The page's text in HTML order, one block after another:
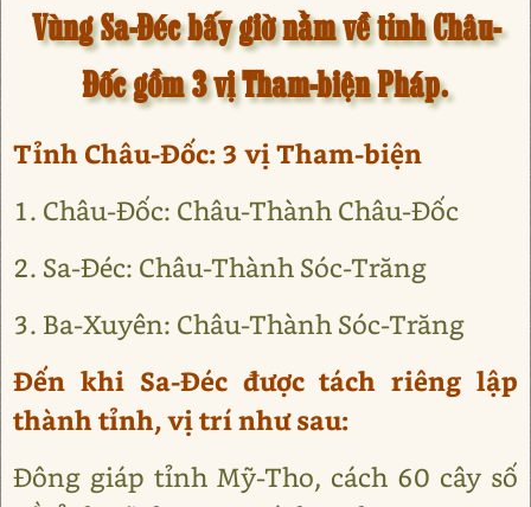
Vùng Sa-Đéc bấy giờ nằm về tỉnh Châu-
Đốc gồm 3 vị Tham-biện Pháp.
Tỉnh Châu-Đốc: 3 vị Tham-biện
1. Châu-Đốc: Châu-Thành Châu-Đốc
2. Sa-Đéc: Châu-Thành Sóc-Trăng
3. Ba-Xuyên: Châu-Thành Sóc-Trăng
Đến khi Sa-Đéc được tách riêng lập
thành tỉnh, vị trí như sau:
Đông giáp tỉnh Mỹ-Tho, cách 60 cây số